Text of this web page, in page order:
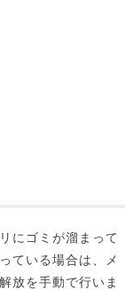
にゴミが溜まって
ている場合は、メ
放を手動で行いま